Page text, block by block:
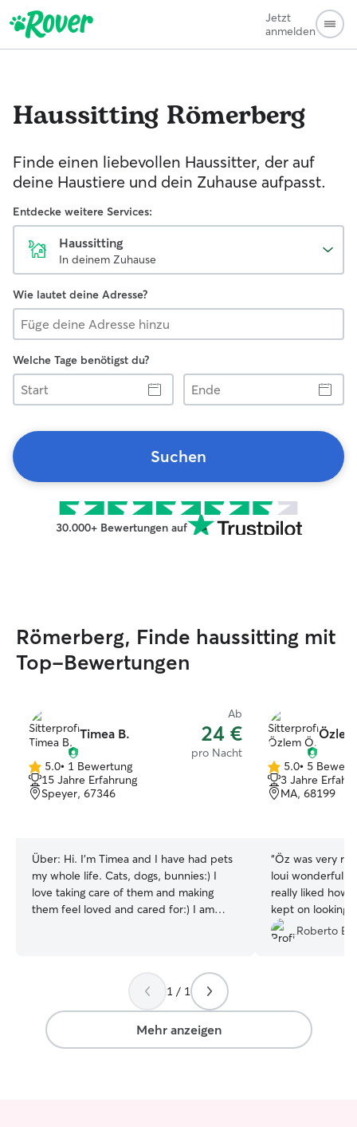
Jetzt
anmelden
Haussitting Römerberg
Finde einen liebevollen Haussitter, der auf
deine Haustiere und dein Zuhause aufpasst.
Entdecke weitere Services:
Haussitting
In deinem Zuhause
Wie lautet deine Adresse?
Welche Tage benötigst du?
Start
Ende
Suchen
30.000+ Bewertungen auf
Römerberg, Finde haussitting mit
Top-Bewertungen
Timea B.
Ab
24 €
pro Nacht
5.0
von
5
5.0• 1 Bewertung
15 Jahre Erfahrung
Speyer, 67346
Über: Hi. I’m Timea and I have had pets
my whole life. Cats, dogs, bunnies:) I
love taking care of them and making
them feel loved and cared for:) I am
animals.. well, I don’t think or consider
pet sitting as a job for me, more of a
hobby than I can enjoy:) I am living in an
apartment complex, with an access to a
garden, and have cats that can make a
5.0
von
5
5.0• 5
3 Jahre
MA, 68199
“Öz was very
loui wonderfully
really liked how
kept on looking
gone. We highly
need a dog
Roberto E.
1 / 1
Mehr anzeigen